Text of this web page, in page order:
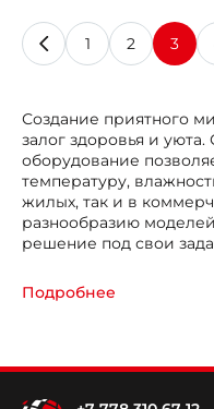
1 2 3
Создание приятного
залог здоровья и
оборудование
температуру,
жилых, так и в
разнообразию
решение под свои
Преимущества
оборудования
устройства
высокой
Подробнее